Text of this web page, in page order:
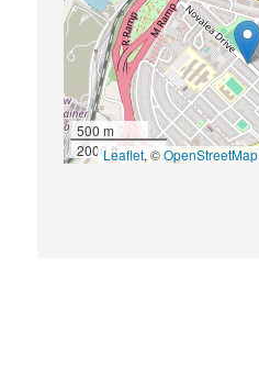
500 m
2000 ftLeaflet, ©OpenStreetMap